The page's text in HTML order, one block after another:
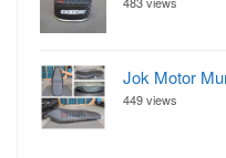
Jok Motor
449 views